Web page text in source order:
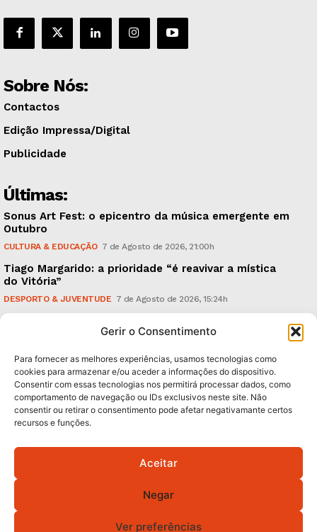
Gerir o Consentimento
Para fornecer as melhores experiências, usamos tecnologias como
cookies para armazenar e/ou aceder a informações do dispositivo.
Consentir com essas tecnologias nos permitirá processar dados, como
comportamento de navegação ou IDs exclusivos neste site. Não
consentir ou retirar o consentimento pode afetar negativamante certos
recursos e funções.
Aceitar
Negar
Ver preferências
Sobre Nós:
Contactos
Edição Impressa/Digital
Publicidade
Últimas:
Sonus Art Fest: o epicentro da música emergente em
Outubro
CULTURA & EDUCAÇÃO 7 de Agosto de 2026, 21:00h
Tiago Margarido: a prioridade “é reavivar a mística
do Vitória”
DESPORTO & JUVENTUDE 7 de Agosto de 2026, 15:24h
caudais e antecipa situações de risco
Subscreva Newsletter:
QUERO ADERIR
Política de Privacidade